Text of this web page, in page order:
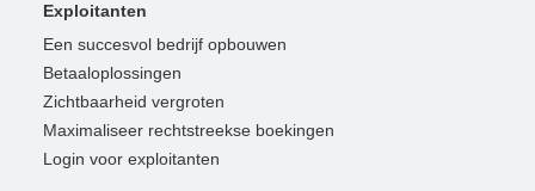
Exploitanten
Een succesvol bedrijf opbouwen
Betaaloplossingen
Zichtbaarheid vergroten
Maximaliseer rechtstreekse boekingen
Login voor exploitanten